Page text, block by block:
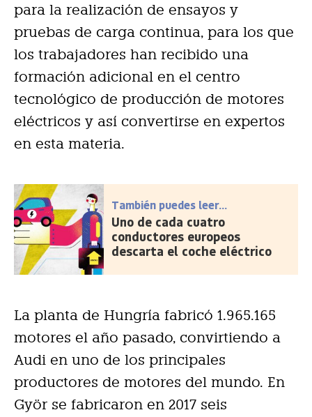
para la realización de ensayos y
pruebas de carga continua, para los que
los trabajadores han recibido una
formación adicional en el centro
tecnológico de producción de motores
eléctricos y así convertirse en expertos
en esta materia.
También puedes leer...
Uno de cada cuatro
conductores europeos
descarta el coche eléctrico
La planta de Hungría fabricó 1.965.165
motores el año pasado, convirtiendo a
Audi en uno de los principales
productores de motores del mundo. En
Györ se fabricaron en 2017 seis